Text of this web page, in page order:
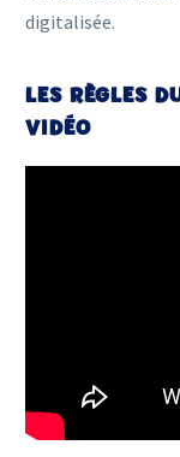
digitalisée.
LES RÈGLES
VIDÉO